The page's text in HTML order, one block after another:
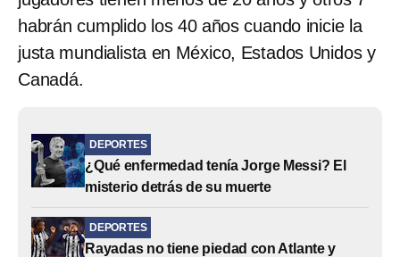
habrán cumplido los 40 años cuando inicie la
justa mundialista en México, Estados Unidos y
Canadá.
DEPORTES
¿Qué enfermedad tenía Jorge Messi? El
misterio detrás de su muerte
DEPORTES
Rayadas no tiene piedad con Atlante y